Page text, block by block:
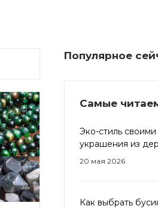
Популярное
Самые
Эко-стиль
украшения из
20 мая 2026
Как выбрать